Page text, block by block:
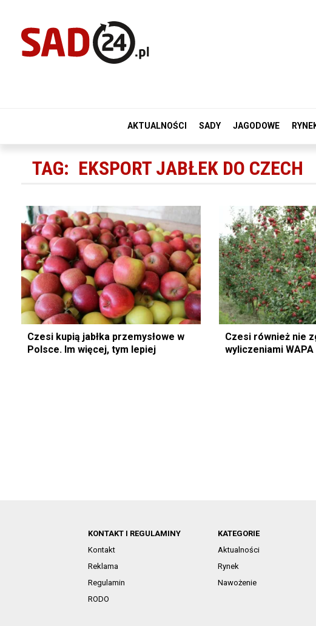
AKTUALNOŚCI SADY JAGODOWE
TAG: EKSPORT JABŁEK DO CZECH
Czesi kupią jabłka przemysłowe w
Polsce. Im więcej, tym lepiej
Czesi również nie
wyliczeniami WAPA
KONTAKT I REGULAMINY
Kontakt
Reklama
Regulamin
RODO
KATEGORIE
Aktualności
Rynek
Nawożenie